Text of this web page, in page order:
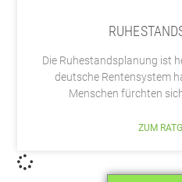
Die Ruhestandsplanung ist
deutsche Rentensystem
Menschen fürchten
ZUM